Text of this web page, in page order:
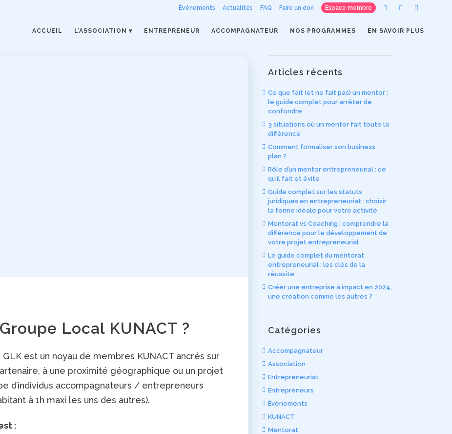
Événements Actualités FAQ Faire un don Espace membre
ACCUEIL L’ASSOCIATION ENTREPRENEUR ACCOMPAGNATEUR NOS PROGRAMMES EN SAVOIR PLUS
Local KUNACT ?
GLK est un noyau de membres KUNACT ancrés sur
à une proximité géographique ou un projet
d’individus accompagnateurs / entrepreneurs
à 1h maxi les uns des autres).
:
Articles récents
Ce que fait (et ne fait pas) un mentor :
le guide complet pour arrêter de
confondre
3 situations où un mentor fait toute la
différence
Comment formaliser son business
plan ?
Rôle d’un mentor entrepreneurial : ce
qu’il fait et évite
Guide complet sur les statuts
juridiques en entrepreneuriat : choisir
la forme idéale pour votre activité
Mentorat vs Coaching : comprendre la
différence pour le développement de
votre projet entrepreneurial
Le guide complet du mentorat
entrepreneurial : les clés de la
réussite
Créer une entreprise à impact en 2024,
une création comme les autres ?
Catégories
Accompagnateur
Association
Entrepreneuriat
Entrepreneurs
Évènements
KUNACT
Mentorat